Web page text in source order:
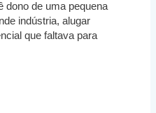
dono de uma pequena
indústria, alugar
que faltava para